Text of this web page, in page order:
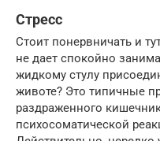
Стресс
Стоит понервничать и
не дает спокойно
жидкому стулу
животе? Это типичные
раздраженного
психосоматической